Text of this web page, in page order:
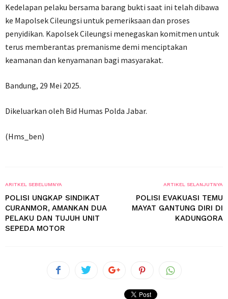
Kedelapan pelaku bersama barang bukti saat ini telah dibawa
ke Mapolsek Cileungsi untuk pemeriksaan dan proses
penyidikan. Kapolsek Cileungsi menegaskan komitmen untuk
terus memberantas premanisme demi menciptakan
keamanan dan kenyamanan bagi masyarakat.
Bandung, 29 Mei 2025.
Dikeluarkan oleh Bid Humas Polda Jabar.
(Hms_ben)
ARITKEL SEBELUMNYA
POLISI UNGKAP SINDIKAT
CURANMOR, AMANKAN DUA
PELAKU DAN TUJUH UNIT
SEPEDA MOTOR
ARTIKEL SELANJUTNYA
POLISI EVAKUASI TEMU
MAYAT GANTUNG DIRI DI
KADUNGORA